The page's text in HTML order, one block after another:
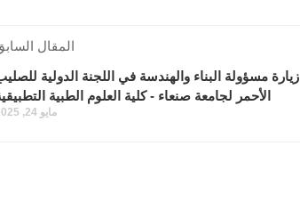
المقال
زيارة مسؤولة البناء والهندسة في اللجنة الدولية
الأحمر لجامعة صنعاء - كلية العلوم الطبية
مايو 24, 2025